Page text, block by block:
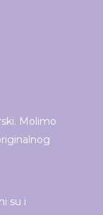
Molimo
su i